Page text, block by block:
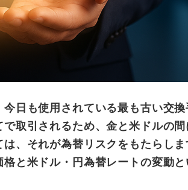
日も使用されている最も古い交
取引されるため、金と米ドルの
、それが為替リスクをもたらしま
と米ドル・円為替レートの変動